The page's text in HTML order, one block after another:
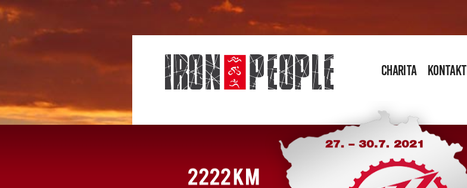
Charita Kontakt